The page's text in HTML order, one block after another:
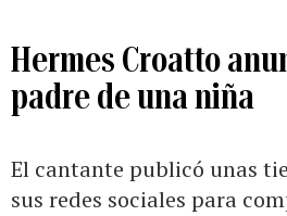
Hermes Croatto
padre de una niña
El cantante publicó unas
sus redes sociales para